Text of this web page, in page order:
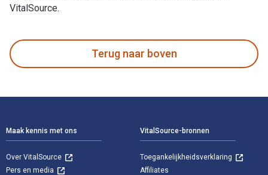
VitalSource.
Terug naar boven
Maak kennis met ons
Over VitalSource
Pers en media
VitalSource-bronnen
Toegankelijkheidsverklaring
Affiliates